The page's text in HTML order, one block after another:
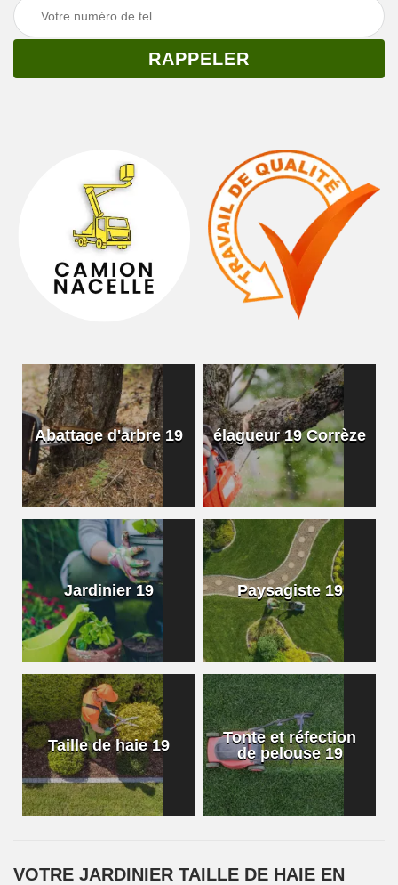
Abattage d'arbre 19 élagueur 19 Corrèze
Jardinier 19 Paysagiste 19
Taille de haie 19
Tonte et réfection
de pelouse 19
VOTRE JARDINIER TAILLE DE HAIE EN